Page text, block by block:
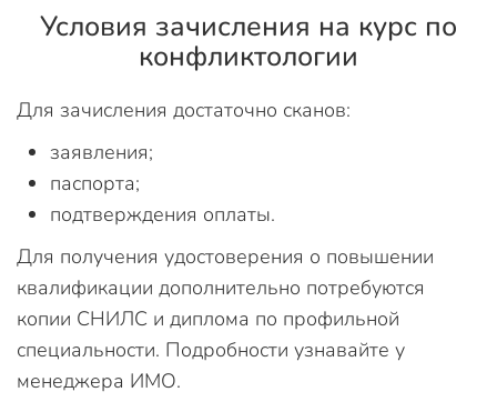
Условия зачисления на курс по
конфликтологии
Для зачисления достаточно сканов:
заявления;
паспорта;
подтверждения оплаты.
Для получения удостоверения о повышении
квалификации дополнительно потребуются
копии СНИЛС и диплома по профильной
специальности. Подробности узнавайте у
менеджера ИМО.